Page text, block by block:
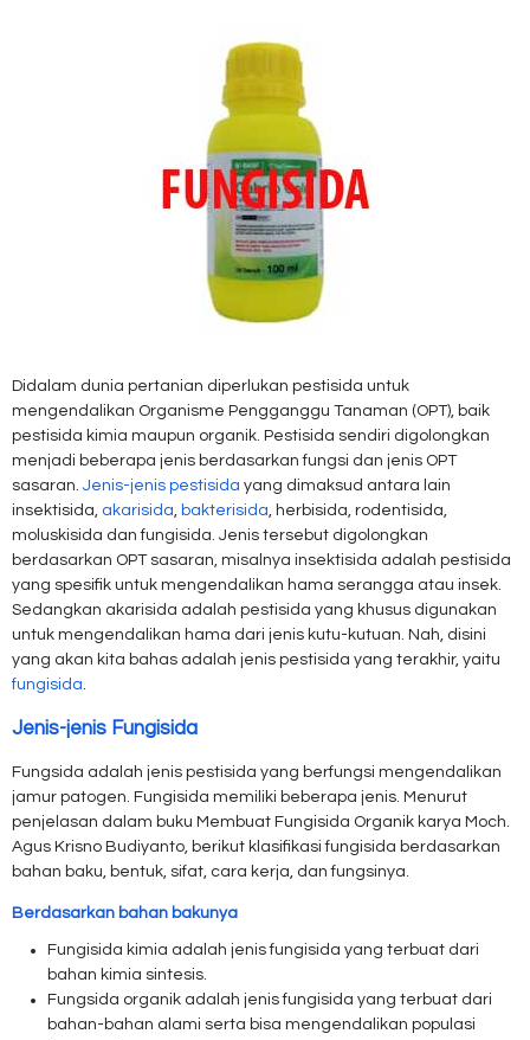
Didalam dunia pertanian diperlukan pestisida untuk
mengendalikan Organisme Pengganggu Tanaman (OPT), baik
pestisida kimia maupun organik. Pestisida sendiri digolongkan
menjadi beberapa jenis berdasarkan fungsi dan jenis OPT
sasaran. Jenis-jenis pestisida yang dimaksud antara lain
insektisida, akarisida, bakterisida, herbisida, rodentisida,
moluskisida dan fungisida. Jenis tersebut digolongkan
berdasarkan OPT sasaran, misalnya insektisida adalah pestisida
yang spesifik untuk mengendalikan hama serangga atau insek.
Sedangkan akarisida adalah pestisida yang khusus digunakan
untuk mengendalikan hama dari jenis kutu-kutuan. Nah, disini
yang akan kita bahas adalah jenis pestisida yang terakhir, yaitu
fungisida.
Jenis-jenis Fungisida
Fungsida adalah jenis pestisida yang berfungsi mengendalikan
jamur patogen. Fungisida memiliki beberapa jenis. Menurut
penjelasan dalam buku Membuat Fungisida Organik karya Moch.
Agus Krisno Budiyanto, berikut klasifikasi fungisida berdasarkan
bahan baku, bentuk, sifat, cara kerja, dan fungsinya.
Berdasarkan bahan bakunya
Fungisida kimia adalah jenis fungisida yang terbuat dari
bahan kimia sintesis.
Fungsida organik adalah jenis fungisida yang terbuat dari
bahan-bahan alami serta bisa mengendalikan populasi